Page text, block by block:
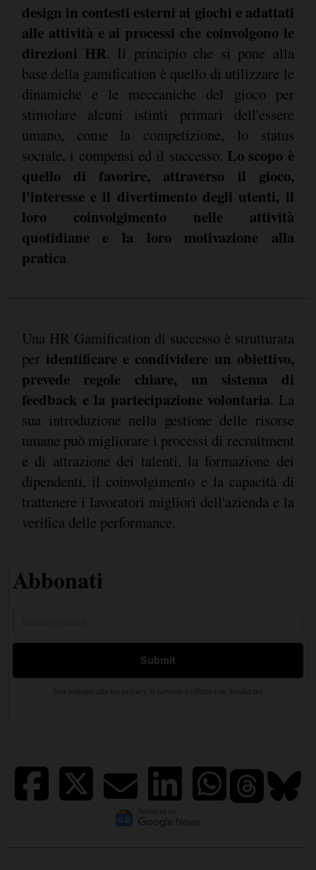
design in contesti esterni ai giochi e adattati
alle attività e ai processi che coinvolgono le
direzioni HR. Il principio che si pone alla
base della gamification è quello di utilizzare le
dinamiche e le meccaniche del gioco per
stimolare alcuni istinti primari dell'essere
umano, come la competizione, lo status
sociale, i compensi ed il successo. Lo scopo è
quello di favorire, attraverso il gioco,
l'interesse e il divertimento degli utenti, il
loro coinvolgimento nelle attività
quotidiane e la loro motivazione alla
pratica.
Una HR Gamification di successo è strutturata
peridentificare e condividere un obiettivo,
prevede regole chiare, un sistema di
feedback e la partecipazione volontaria. La
sua introduzione nella gestione delle risorse
umane può migliorare i processi di recruitment
e di attrazione dei talenti, la formazione dei
dipendenti, il coinvolgimento e la capacità di
trattenere i lavoratori migliori dell'azienda e la
verifica delle performance.